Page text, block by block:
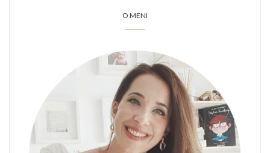
O MENI